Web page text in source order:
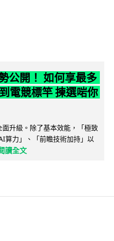
公開！ 如何享最多
電競標竿 揀選啱你
升級。除了基本效能，「極致
算力」、「前瞻技術加持」以
讀全文